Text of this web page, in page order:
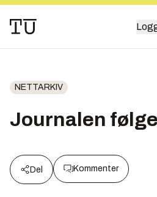
NETTARKIV
Journalen
Del Kommenter